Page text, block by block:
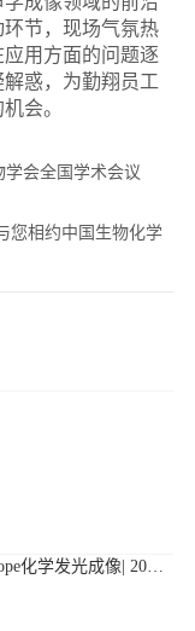
会全国学术会议
您相约中国生物化学
化学发光成像| 2026